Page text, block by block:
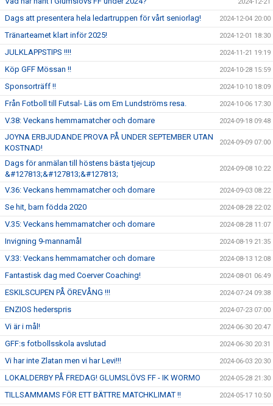
Dags att presentera hela ledartruppen för vårt seniorlag! 2024-12-04 20:00
Tränarteamet klart inför 2025! 2024-12-01 18:30
JULKLAPPSTIPS !!!! 2024-11-21 19:19
Köp GFF Mössan !! 2024-10-28 15:59
Sponsorträff !! 2024-10-10 18:09
Från Fotboll till Futsal- Läs om Em Lundströms resa. 2024-10-06 17:30
V.38: Veckans hemmamatcher och domare 2024-09-18 09:48
JOYNA ERBJUDANDE PROVA PÅ UNDER SEPTEMBER UTAN
KOSTNAD!
2024-09-09 07:00
Dags för anmälan till höstens bästa tjejcup
&#127813;&#127813;&#127813;
2024-09-08 10:22
V.36: Veckans hemmamatcher och domare 2024-09-03 08:22
Se hit, barn födda 2020 2024-08-28 22:02
V.35: Veckans hemmamatcher och domare 2024-08-28 11:07
Invigning 9-mannamål 2024-08-19 21:35
V.33: Veckans hemmamatcher och domare 2024-08-13 12:08
Fantastisk dag med Coerver Coaching! 2024-08-01 06:49
ESKILSCUPEN PÅ ÖREVÅNG !!! 2024-07-24 09:38
ENZIOS hederspris 2024-07-23 07:00
Vi är i mål! 2024-06-30 20:47
GFF:s fotbollsskola avslutad 2024-06-30 20:31
Vi har inte Zlatan men vi har Levi!!! 2024-06-03 20:30
LOKALDERBY PÅ FREDAG! GLUMSLÖVS FF - IK WORMO 2024-05-28 21:30
TILLSAMMAMS FÖR ETT BÄTTRE MATCHKLIMAT !! 2024-05-17 10:50